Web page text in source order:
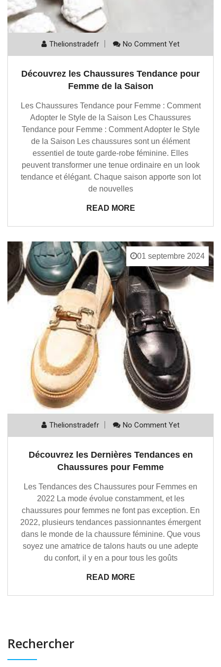
Thelionstradefr No Comment Yet
Découvrez les Chaussures Tendance pour
Femme de la Saison
Les Chaussures Tendance pour Femme : Comment
Adopter le Style de la Saison Les Chaussures
Tendance pour Femme : Comment Adopter le Style
de la Saison Les chaussures sont un élément
essentiel de toute garde-robe féminine. Elles
peuvent transformer une tenue ordinaire en un look
tendance et élégant. Chaque saison apporte son lot
de nouvelles
READ MORE
01 septembre 2024
Thelionstradefr No Comment Yet
Découvrez les Dernières Tendances en
Chaussures pour Femme
Les Tendances des Chaussures pour Femmes en
2022 La mode évolue constamment, et les
chaussures pour femmes ne font pas exception. En
2022, plusieurs tendances passionnantes émergent
dans le monde de la chaussure féminine. Que vous
soyez une amatrice de talons hauts ou une adepte
du confort, il y en a pour tous les goûts
READ MORE
Rechercher